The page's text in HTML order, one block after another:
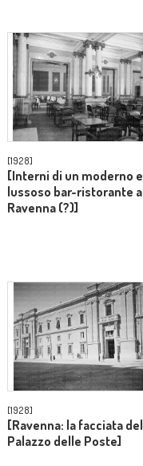
[1928]
[Interni di un moderno e
lussoso bar-ristorante a
Ravenna (?)]
[1928]
[Ravenna: la facciata del
Palazzo delle Poste]